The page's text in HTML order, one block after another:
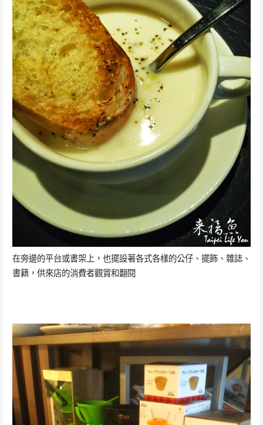
在旁邊的平台或書架上，也擺設著各式各樣的公仔、擺飾、雜誌、
書籍，供來店的消費者觀賞和翻閱